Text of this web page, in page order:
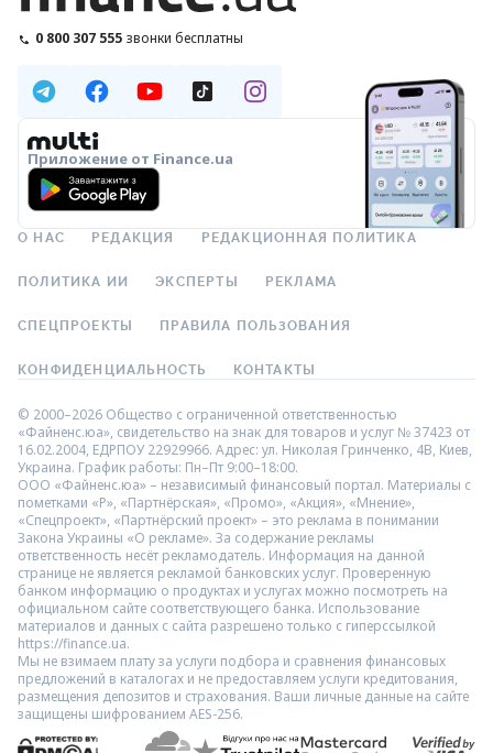
0 800 307 555 звонки бесплатны
Приложение от Finance.ua
О НАС РЕДАКЦИЯ РЕДАКЦИОННАЯ ПОЛИТИКА
ПОЛИТИКА ИИ ЭКСПЕРТЫ РЕКЛАМА
СПЕЦПРОЕКТЫ ПРАВИЛА ПОЛЬЗОВАНИЯ
КОНФИДЕНЦИАЛЬНОСТЬ КОНТАКТЫ
© 2000–2026 Общество с ограниченной ответственностью
«Файненс.юа», свидетельство на знак для товаров и услуг № 37423 от
16.02.2004, ЕДРПОУ 22929966. Адрес: ул. Николая Гринченко, 4В, Киев,
Украина. График работы: Пн–Пт 9:00–18:00.
ООО «Файненс.юа» – независимый финансовый портал. Материалы с
пометками «Р», «Партнёрская», «Промо», «Акция», «Мнение»,
«Спецпроект», «Партнёрский проект» – это реклама в понимании
Закона Украины «О рекламе». За содержание рекламы
ответственность несёт рекламодатель. Информация на данной
странице не является рекламой банковских услуг. Проверенную
банком информацию о продуктах и услугах можно посмотреть на
официальном сайте соответствующего банка. Использование
материалов и данных с сайта разрешено только с гиперссылкой
https://finance.ua.
Мы не взимаем плату за услуги подбора и сравнения финансовых
предложений в каталогах и не предоставляем услуги кредитования,
размещения депозитов и страхования. Ваши личные данные на сайте
защищены шифрованием AES-256.